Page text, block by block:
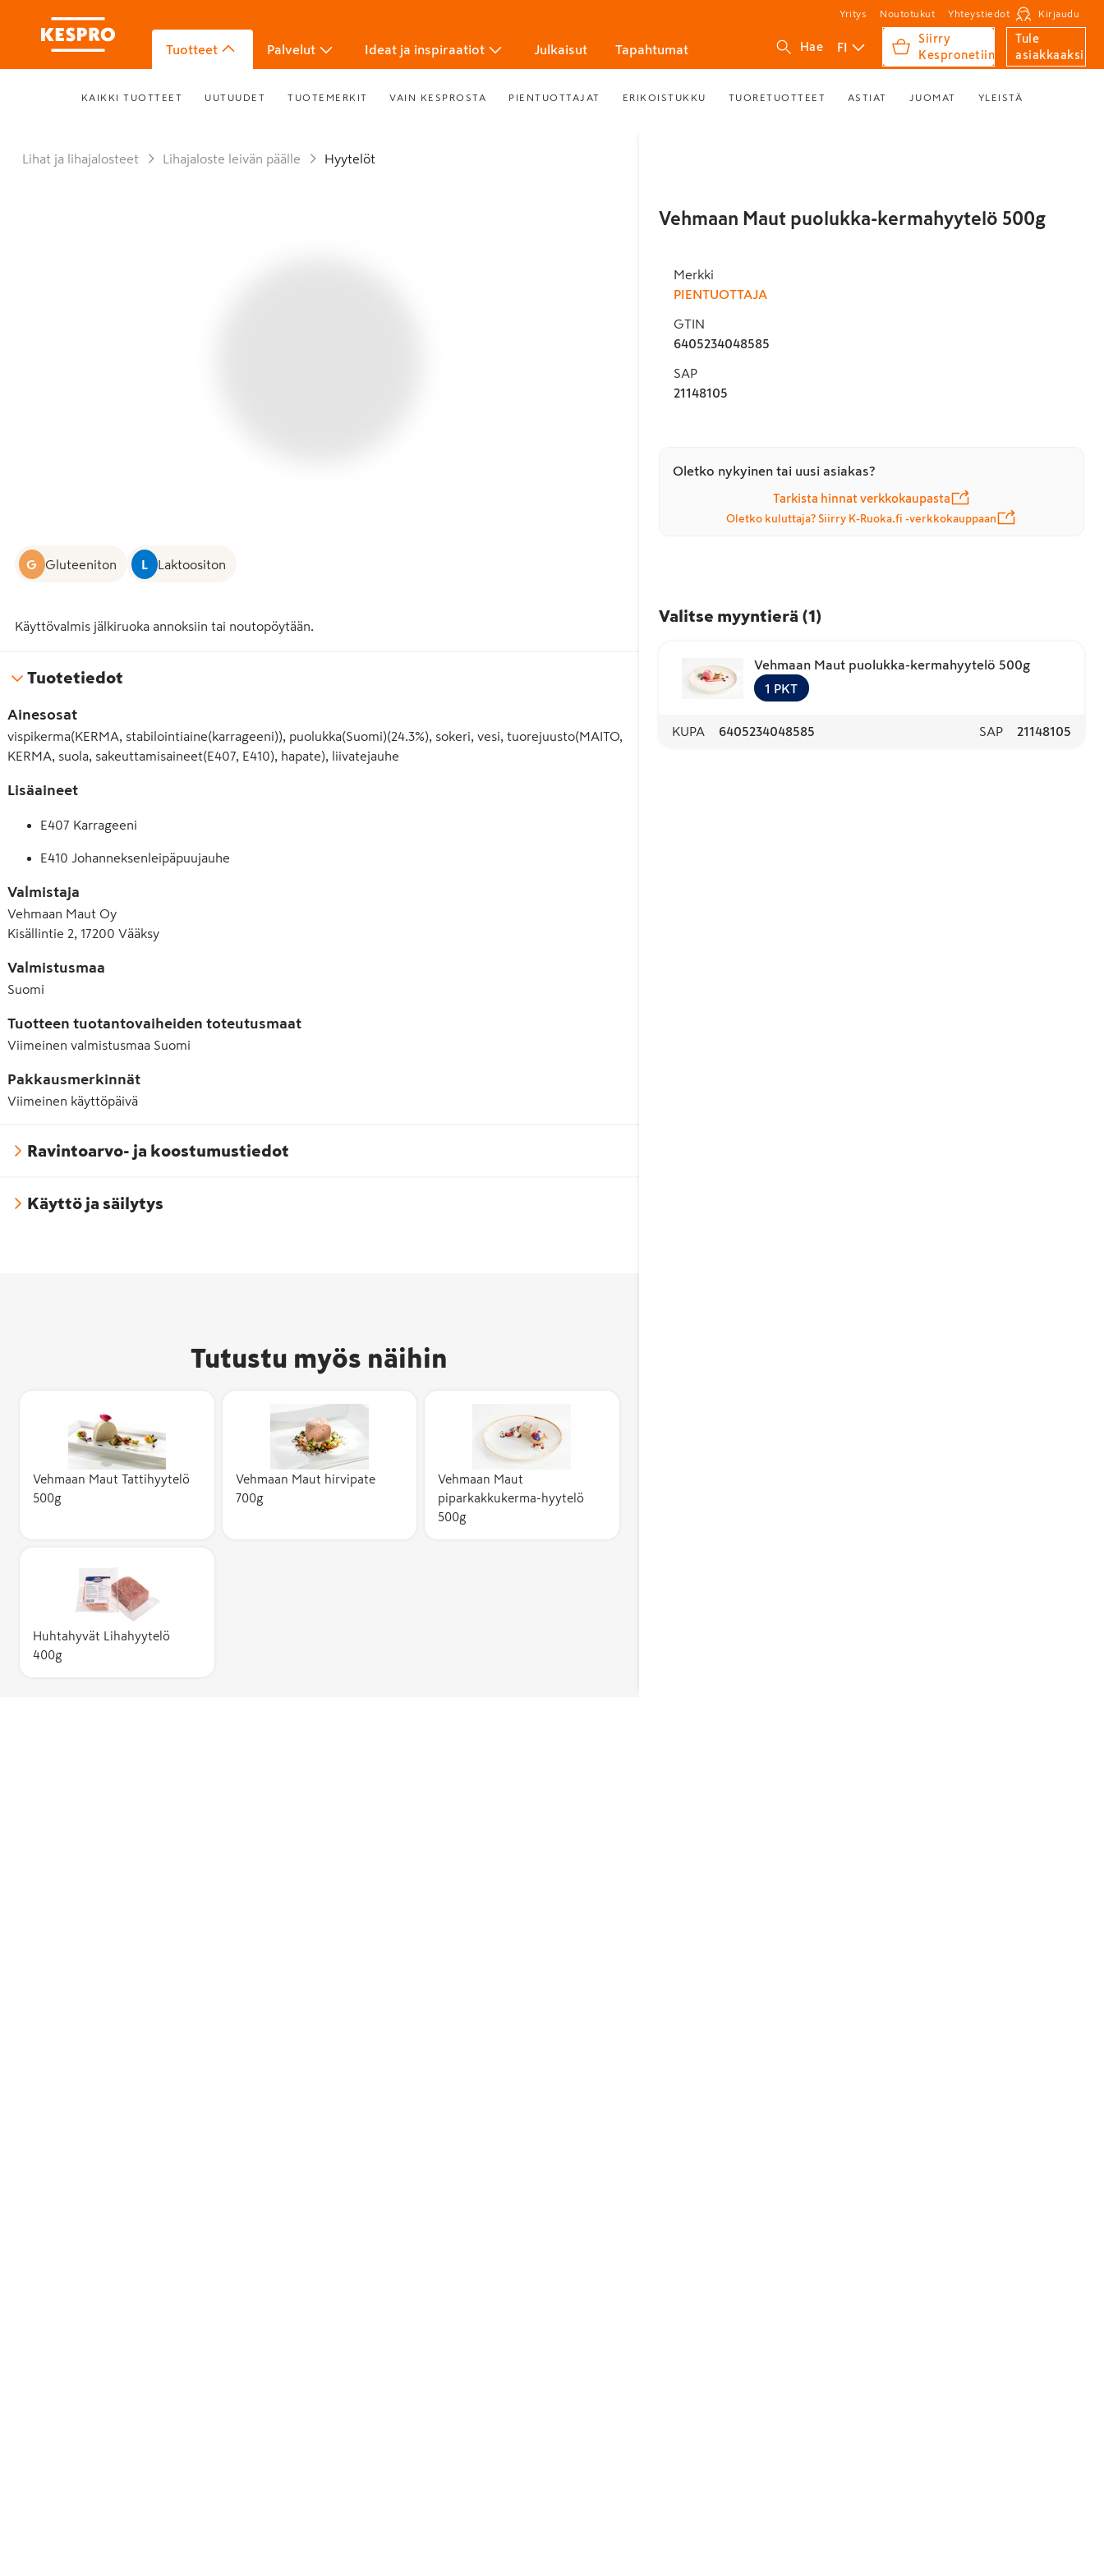
Yritys Noutotukut Yhteystiedot Kirjaudu
Tuotteet Palvelut Ideat ja inspiraatiot Julkaisut Tapahtumat Hae FI
Siirry
Kespronetiin
Tule
asiakkaaksi
KAIKKI TUOTTEET UUTUUDET TUOTEMERKIT VAIN KESPROSTA PIENTUOTTAJAT ERIKOISTUKKU TUORETUOTTEET ASTIAT JUOMAT YLEISTÄ
Lihat ja lihajalosteet Lihajaloste leivän päälle Hyytelöt
G Gluteeniton L Laktoositon
Käyttövalmis jälkiruoka annoksiin tai noutopöytään.
Tuotetiedot
Ainesosat
vispikerma(KERMA, stabilointiaine(karrageeni)), puolukka(Suomi)(24.3%), sokeri, vesi, tuorejuusto(MAITO,
KERMA, suola, sakeuttamisaineet(E407, E410), hapate), liivatejauhe
Lisäaineet
E407 Karrageeni
E410 Johanneksenleipäpuujauhe
Valmistaja
Vehmaan Maut Oy
Kisällintie 2, 17200 Vääksy
Valmistusmaa
Suomi
Tuotteen tuotantovaiheiden toteutusmaat
Viimeinen valmistusmaa Suomi
Pakkausmerkinnät
Viimeinen käyttöpäivä
Ravintoarvo- ja koostumustiedot
Käyttö ja säilytys
Tutustu myös näihin
Vehmaan Maut Tattihyytelö
500g
Vehmaan Maut hirvipate
700g
Vehmaan Maut
piparkakkukerma-hyytelö
500g
Huhtahyvät Lihahyytelö
400g
Vehmaan Maut puolukka-kermahyytelö 500g
Merkki
PIENTUOTTAJA
GTIN
6405234048585
SAP
21148105
Oletko nykyinen tai uusi asiakas?
Tarkista hinnat verkkokaupasta
Oletko kuluttaja? Siirry K-Ruoka.fi -verkkokauppaan
Valitse myyntierä (1 )
Vehmaan Maut puolukka-kermahyytelö 500g
1 PKT
KUPA 6405234048585 SAP 21148105